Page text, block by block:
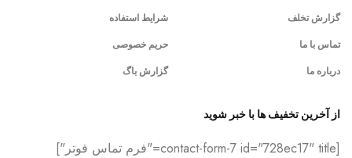
گزارش تخلف
تماس با ما
درباره ما
شرایط استفاده
حریم خصوصی
گزارش باگ
از آخرین تخفیف ها با خبر شوید
[contact-form-7 id="728ec17" title="فرم تماس فوتر"]